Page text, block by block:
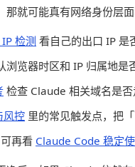
就可能真有网络身份层
检测 看自己的出口 IP 是
浏览器时区和 IP 归属地是
检查 Claude 相关域名是否
风控 里的常见触发点，把
再看 Claude Code 稳定